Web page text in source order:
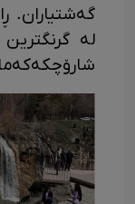
گەشتیاران.
له